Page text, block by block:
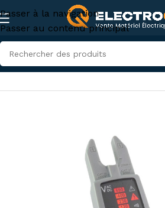
Passer à la navigation
Passer au contenu principal
Accueil/Instruments de mesures